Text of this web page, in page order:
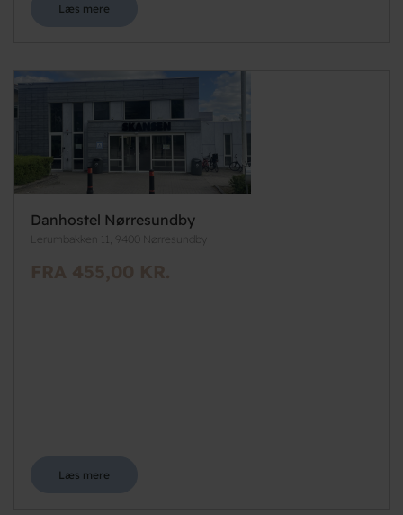
Læs mere
Danhostel Nørresundby
Lerumbakken 11, 9400 Nørresundby
FRA 455,00 KR.
Læs mere